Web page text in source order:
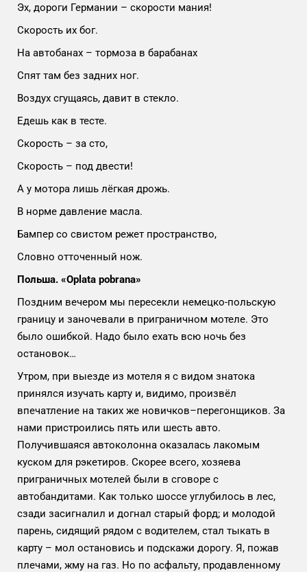
Эх, дороги Германии – скорости мания!
Скорость их бог.
На автобанах – тормоза в барабанах
Спят там без задних ног.
Воздух сгущаясь, давит в стекло.
Едешь как в тесте.
Скорость – за сто,
Скорость – под двести!
А у мотора лишь лёгкая дрожь.
В норме давление масла.
Бампер со свистом режет пространство,
Словно отточенный нож.
Польша. «Оplata pobrana»
Поздним вечером мы пересекли немецко-польскую
границу и заночевали в приграничном мотеле. Это
было ошибкой. Надо было ехать всю ночь без
остановок…
Утром, при выезде из мотеля я с видом знатока
принялся изучать карту и, видимо, произвёл
впечатление на таких же новичков–перегонщиков. За
нами пристроились пять или шесть авто.
Получившаяся автоколонна оказалась лакомым
куском для рэкетиров. Скорее всего, хозяева
приграничных мотелей были в сговоре с
автобандитами. Как только шоссе углубилось в лес,
сзади засигналил и догнал старый форд; и молодой
парень, сидящий рядом с водителем, стал тыкать в
карту – мол остановись и подскажи дорогу. Я, пожав
плечами, жму на газ. Но по асфальту, продавленному